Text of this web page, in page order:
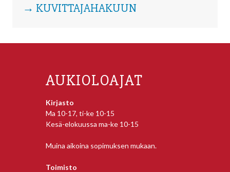
→ KUVITTAJAHAKUUN
AUKIOLOAJAT
Kirjasto
Ma 10-17, ti-ke 10-15
Kesä-elokuussa ma-ke 10-15
Muina aikoina sopimuksen mukaan.
Toimisto